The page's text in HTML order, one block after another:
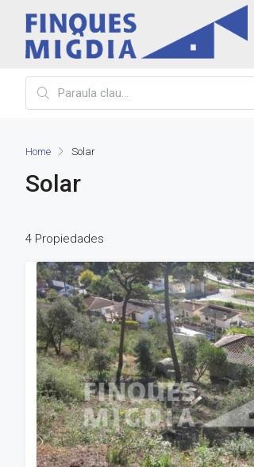
Home Solar
Solar
4 Propiedades